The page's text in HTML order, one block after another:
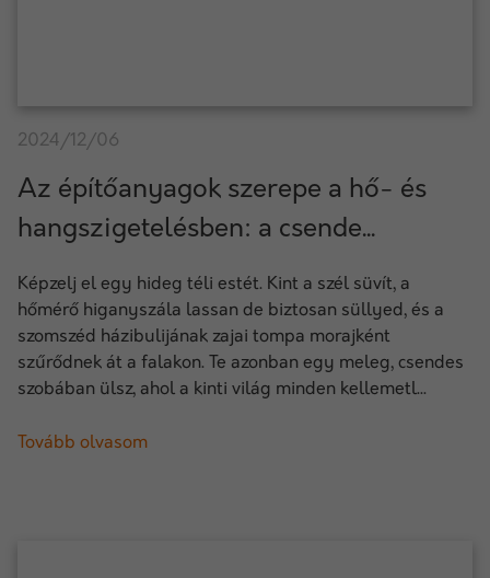
2024/12/06
Az építőanyagok szerepe a hő- és
hangszigetelésben: a csende...
Képzelj el egy hideg téli estét. Kint a szél süvít, a
hőmérő higanyszála lassan de biztosan süllyed, és a
szomszéd házibulijának zajai tompa morajként
szűrődnek át a falakon. Te azonban egy meleg, csendes
szobában ülsz, ahol a kinti világ minden kellemetl...
Tovább olvasom